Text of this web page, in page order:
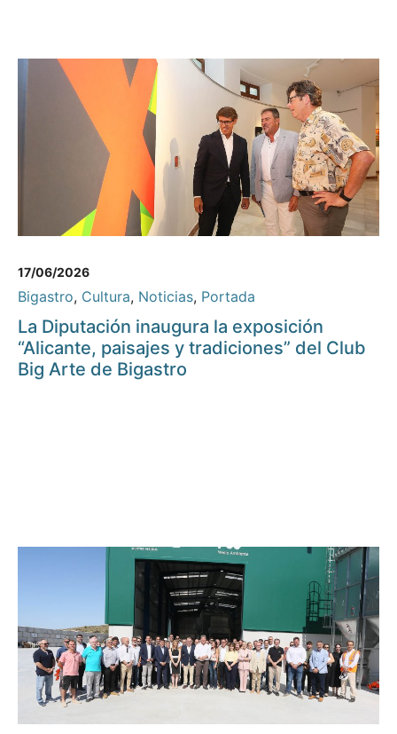
17/06/2026
Bigastro, Cultura, Noticias, Portada
La Diputación inaugura la exposición
“Alicante, paisajes y tradiciones” del Club
Big Arte de Bigastro